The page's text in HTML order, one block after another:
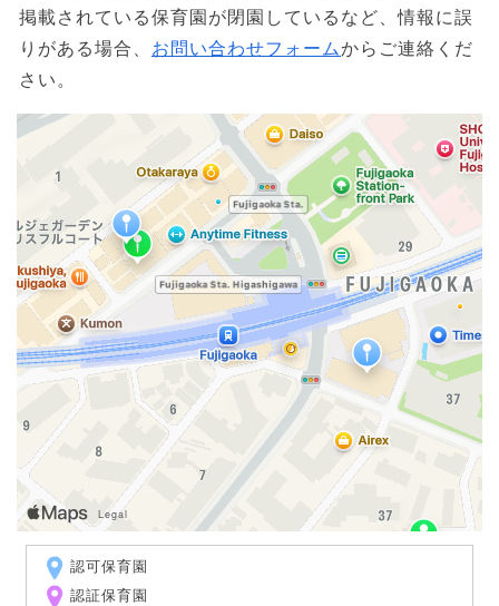
掲載されている保育園が閉園しているなど、情報に誤
りがある場合、 お問い合わせフォームからご連絡くだ
さい。
認可保育園
認証保育園